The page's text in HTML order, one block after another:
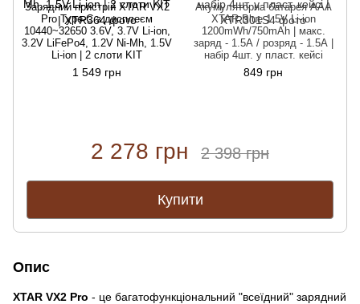
Зарядний пристрій XTAR VX2
Pro Type-C з дисплеєм
10440~32650 3.6V, 3.7V Li-ion,
3.2V LiFePo4, 1.2V Ni-Mh, 1.5V
Li-ion | 2 слоти KIT
1 549 грн
Акумуляторна батарея ААА
XTAR Blue 1.5V Li-ion
1200mWh/750mAh | мaкс.
заряд - 1.5А / розряд - 1.5А |
набір 4шт. у пласт. кейсі
849 грн
2 278 грн 2 398 грн
Купити
Опис
XTAR VX2 Pro - це багатофункціональний "всеїдний" зарядний